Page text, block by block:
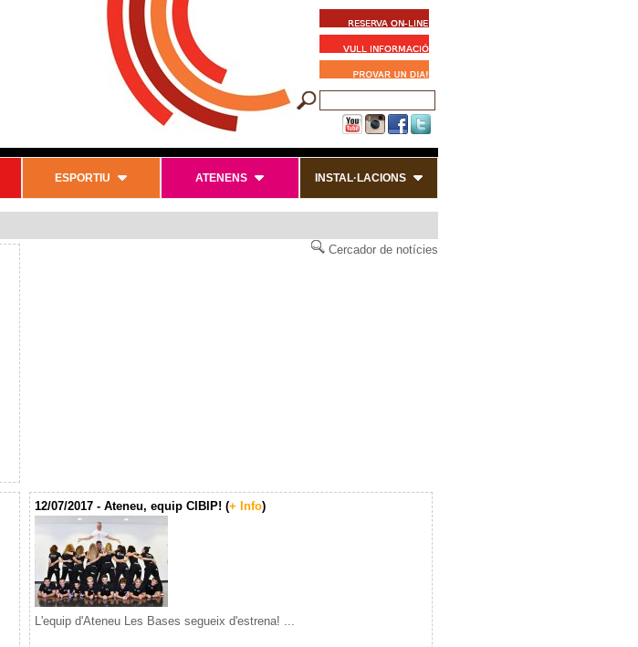
ESPORTIU ATENENS INSTAL·LACIONS
Cercador de notícies
12/07/2017 - Ateneu, equip CIBIP! (+ Info)
L'equip d'Ateneu Les Bases segueix d'estrena! ...